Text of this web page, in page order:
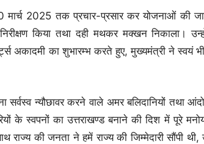
2025 तक प्रचार-प्रसार कर योजनाओं की
किया तथा दही मथकर मक्खन निकाला।
अकादमी का शुभारम्भ करते हुए, मुख्यमंत्री ने स्वयं
सर्वस्व न्यौछावर करने वाले अमर बलिदानियों तथा
के स्वपनों का उत्तराखण्ड बनाने की दिश में पूरे
राज्य की जनता ने हमें राज्य की जिम्मेदारी सौंपी थी,